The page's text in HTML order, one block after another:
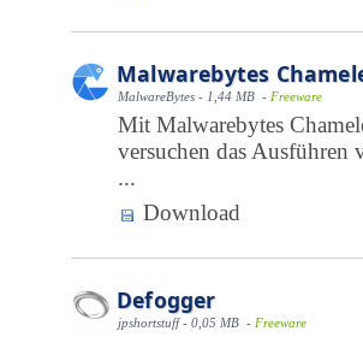
Malwarebytes
MalwareBytes - 1,44 MB - Freeware
Mit Malwarebytes
versuchen das Ausführen
...
Download
Defogger
jpshortstuff - 0,05 MB - Freeware